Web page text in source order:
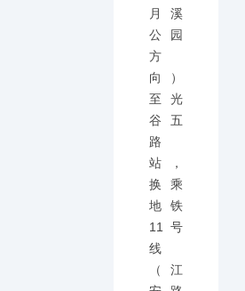
月溪
公园
方
向）
至光
谷五
路
站，
换乘
地铁
11号
线
（江